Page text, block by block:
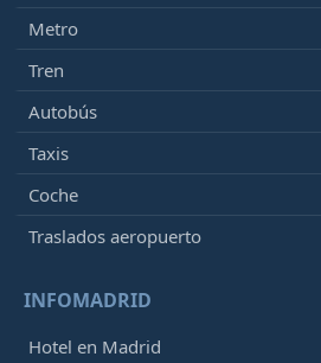
Metro
Tren
Autobús
Taxis
Coche
Traslados aeropuerto
INFOMADRID
Hotel en Madrid